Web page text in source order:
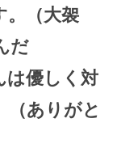
。（大袈
だ
は優しく対
（ありがと